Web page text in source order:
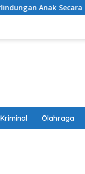
Menyeluruh di
Olahraga